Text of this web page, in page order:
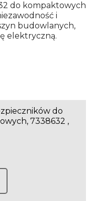
do kompaktowych
i
budowlanych,
elektryczną.
do
7338632 ,